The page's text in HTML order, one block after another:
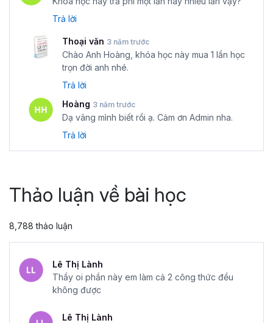
Trả lời
Thoại văn 3 năm trước
Chào Anh Hoàng, khóa học này mua 1 lần học
trọn đời anh nhé.
Trả lời
Hoàng 3 năm trước
Dạ vâng mình biết rồi ạ. Cảm ơn Admin nha.
Trả lời
Thảo luận về bài học
8,788 thảo luận
Lê Thị Lành
Thầy oi phần này em làm cả 2 công thức đều
không được
Lê Thị Lành